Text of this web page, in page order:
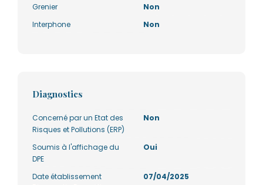
Grenier
Non
Interphone
Non
Diagnostics
Concerné par un Etat des
Risques et Pollutions (ERP)
Non
Soumis à l'affichage du
DPE
Oui
Date établissement
07/04/2025